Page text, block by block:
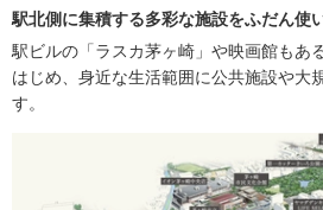
駅北側に集積する多彩な施設をふだん使い
駅ビルの「ラスカ茅ヶ崎」や映画館もあ
はじめ、身近な生活範囲に公共施設や大
す。